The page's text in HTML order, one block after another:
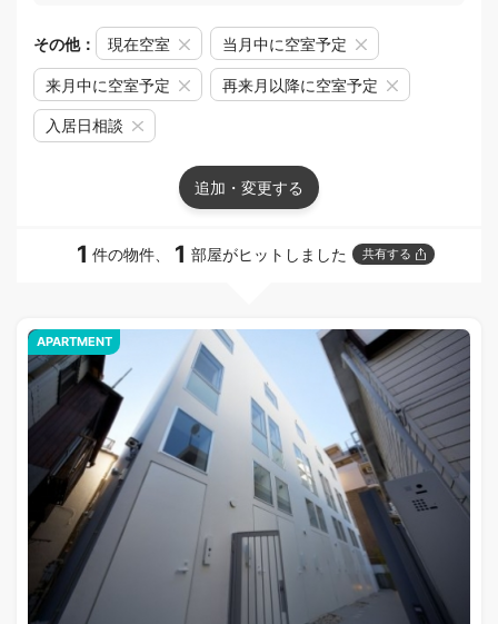
その他： 現在空室 当月中に空室予定
来月中に空室予定 再来月以降に空室予定
入居日相談
追加・変更する
1 件の物件、 1 部屋がヒットしました 共有する
APARTMENT